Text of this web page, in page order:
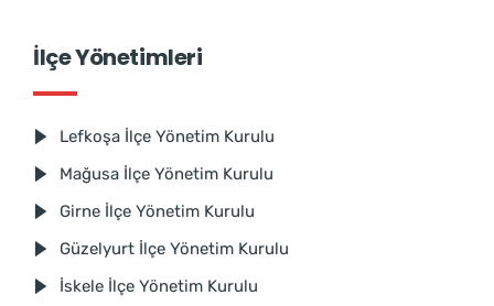
İlçe Yönetimleri
Lefkoşa İlçe Yönetim Kurulu
Mağusa İlçe Yönetim Kurulu
Girne İlçe Yönetim Kurulu
Güzelyurt İlçe Yönetim Kurulu
İskele İlçe Yönetim Kurulu